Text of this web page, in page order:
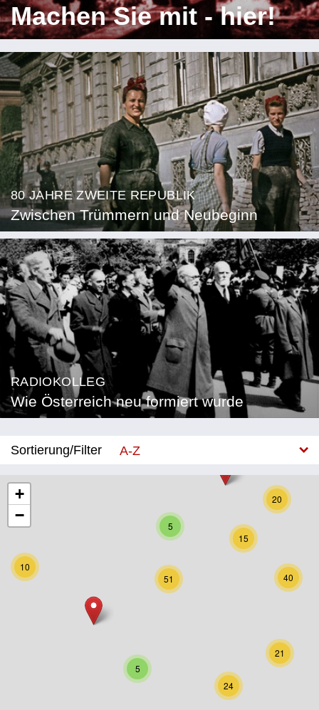
Machen Sie mit - hier!
80 JAHRE ZWEITE REPUBLIK
Zwischen Trümmern und Neubeginn
RADIOKOLLEG
Wie Österreich neu formiert wurde
Sortierung/Filter
A-Z
Bundesland
Burgenland
Kärnten
Salzburg
15
24
40
5
20
51
21
5
10
+
−